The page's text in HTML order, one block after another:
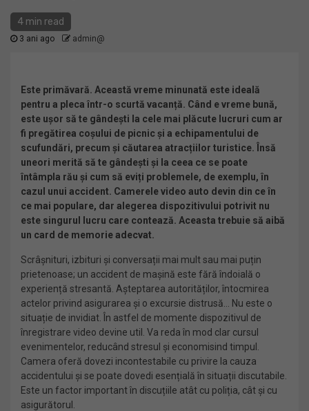
4 min read
3 ani ago admin@
Este primăvară. Această vreme minunată este ideală
pentru a pleca într-o scurtă vacanță. Când e vreme bună,
este ușor să te gândești la cele mai plăcute lucruri cum ar
fi pregătirea coșului de picnic și a echipamentului de
scufundări, precum și căutarea atracțiilor turistice. Însă
uneori merită să te gândești și la ceea ce se poate
întâmpla rău și cum să eviți problemele, de exemplu, în
cazul unui accident. Camerele video auto devin din ce în
ce mai populare, dar alegerea dispozitivului potrivit nu
este singurul lucru care contează. Aceasta trebuie să aibă
un card de memorie adecvat.
Scrâșnituri, izbituri și conversații mai mult sau mai puțin
prietenoase; un accident de mașină este fără îndoială o
experiență stresantă. Așteptarea autorităților, întocmirea
actelor privind asigurarea și o excursie distrusă… Nu este o
situație de invidiat. În astfel de momente dispozitivul de
înregistrare video devine util. Va reda în mod clar cursul
evenimentelor, reducând stresul și economisind timpul.
Camera oferă dovezi incontestabile cu privire la cauza
accidentului și se poate dovedi esențială în situații discutabile.
Este un factor important în discuțiile atât cu poliția, cât și cu
asigurătorul.